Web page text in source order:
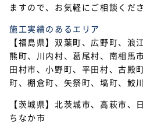
ますので、お気軽にご相談くださ
施工実績のあるエリア
【福島県】双葉町、広野町、浪
熊町、川内村、葛尾村、南相馬市
田村市、小野町、平田村、古殿
町、棚倉町、矢祭町、塙町、鮫
【茨城県】北茨城市、高萩市、
ちなか市